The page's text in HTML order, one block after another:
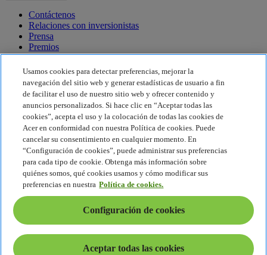
Contáctenos
Relaciones con inversionistas
Prensa
Premios
Eventos
Sostenibilidad
Sostenibilidad
Responsabilidad social corporativa
Huella de carbono del producto
Proyecto Humanity
Earthion
Política de privacidad
Política de cookies
Aviso legal
Información legal adicional
Política de accesibilidad
Configuración de cookies
América Latina - Español
Usamos cookies para detectar preferencias, mejorar la
navegación del sitio web y generar estadísticas de usuario a fin
de facilitar el uso de nuestro sitio web y ofrecer contenido y
anuncios personalizados. Si hace clic en “Aceptar todas las
cookies”, acepta el uso y la colocación de todas las cookies de
Acer en conformidad con nuestra Política de cookies. Puede
cancelar su consentimiento en cualquier momento. En
“Configuración de cookies”, puede administrar sus preferencias
para cada tipo de cookie. Obtenga más información sobre
quiénes somos, qué cookies usamos y cómo modificar sus
preferencias en nuestra Política de cookies.
Configuración de cookies
Aceptar todas las cookies